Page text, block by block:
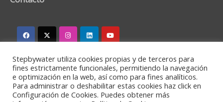
stepbywater@stepbywater.com
+34 682366973
Stepbywater utiliza cookies propias y de terceros para
fines estrictamente funcionales, permitiendo la navegación
e optimización en la web, así como para fines analíticos.
Para administrar o deshabilitar estas cookies haz click en
Configuración de Cookies. Puedes obtener más